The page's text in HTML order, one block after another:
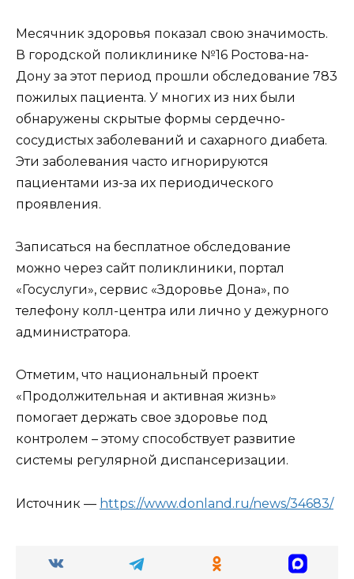
Месячник здоровья показал свою значимость.
В городской поликлинике №16 Ростова-на-
Дону за этот период прошли обследование 783
пожилых пациента. У многих из них были
обнаружены скрытые формы сердечно-
сосудистых заболеваний и сахарного диабета.
Эти заболевания часто игнорируются
пациентами из-за их периодического
проявления.
Записаться на бесплатное обследование
можно через сайт поликлиники, портал
«Госуслуги», сервис «Здоровье Дона», по
телефону колл-центра или лично у дежурного
администратора.
Отметим, что национальный проект
«Продолжительная и активная жизнь»
помогает держать свое здоровье под
контролем – этому способствует развитие
системы регулярной диспансеризации.
Источник — https://www.donland.ru/news/34683/